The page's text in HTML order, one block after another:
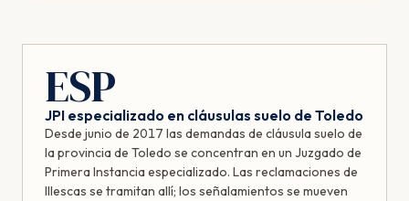
ESP
JPI especializado en cláusulas suelo de Toledo
Desde junio de 2017 las demandas de cláusula suelo de
la provincia de Toledo se concentran en un Juzgado de
Primera Instancia especializado. Las reclamaciones de
Illescas se tramitan allí; los señalamientos se mueven